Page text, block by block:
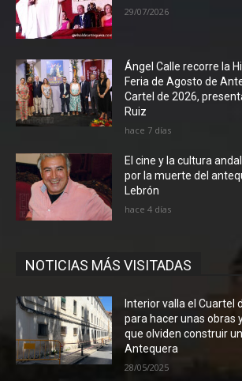
29/07/2026
Ángel Calle recorre la
Feria de Agosto de
Cartel de 2026,
Ruiz
hace 7 días
El cine y la cultura
por la muerte del
Lebrón
hace 4 días
NOTICIAS MÁS VISITADAS
Interior valla el Cuartel
para hacer unas obras
que olviden construir
Antequera
28/05/2025